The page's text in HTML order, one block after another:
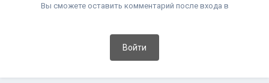
Вы сможете оставить комментарий после входа в
Войти